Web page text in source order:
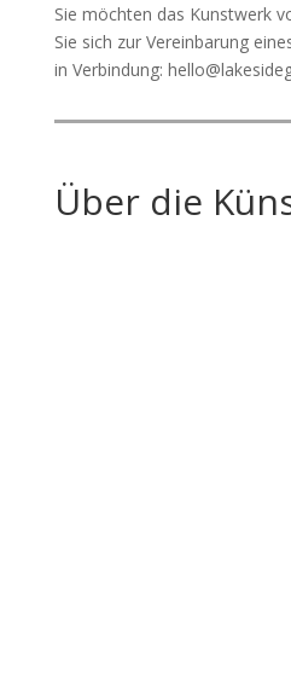
Sie möchten das Kunstwerk
Sie sich zur Vereinbarung
in Verbindung:
Über die